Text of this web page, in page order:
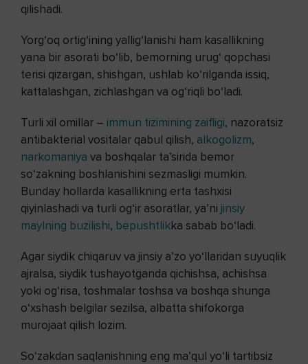
qilishadi.
Yorg‘oq ortig‘ining yallig‘lanishi ham kasallikning
yana bir asorati bo‘lib, bemorning urug‘ qopchasi
terisi qizargan, shishgan, ushlab ko‘rilganda issiq,
kattalashgan, zichlashgan va og‘riqli bo‘ladi.
Turli xil omillar – immun tizimining zaifligi, nazoratsiz
antibakterial vositalar qabul qilish, alkogolizm,
narkomaniya va boshqalar ta’sirida bemor
so‘zakning boshlanishini sezmasligi mumkin.
Bunday hollarda kasallikning erta tashxisi
qiyinlashadi va turli og‘ir asoratlar, ya’ni jinsiy
maylning buzilishi, bepushtlikka sabab bo‘ladi.
Agar siydik chiqaruv va jinsiy a’zo yo‘llaridan suyuqlik
ajralsa, siydik tushayotganda qichishsa, achishsa
yoki og‘risa, toshmalar toshsa va boshqa shunga
o‘xshash belgilar sezilsa, albatta shifokorga
murojaat qilish lozim.
So‘zakdan saqlanishning eng ma’qul yo‘li tartibsiz